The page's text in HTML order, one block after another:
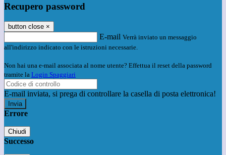
Recupero password
button close ×
E-mail Verrà inviato un messaggio
all'indirizzo indicato con le istruzioni necessarie.
Non hai una e-mail associata al nome utente? Effettua il reset della password
tramite la Login Spaggiari
E-mail inviata, si prega di controllare la casella di posta elettronica!
Errore
Chiudi
Successo